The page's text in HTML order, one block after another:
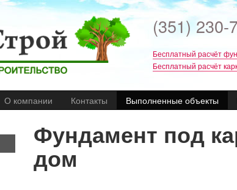
(351) 230-
Бесплатный расчёт
Бесплатный расчёт
О компании Контакты Выполненные объекты
Фундамент под
дом